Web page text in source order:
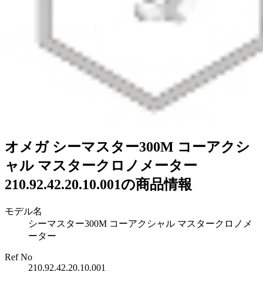
オメガ シーマスター300M コーアクシ
ャル マスタークロノメーター
210.92.42.20.10.001の商品情報
モデル名
シーマスター300M コーアクシャル マスタークロノメ
ーター
Ref No
210.92.42.20.10.001